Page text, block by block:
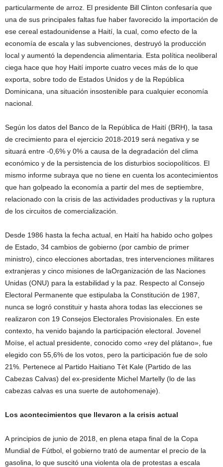
particularmente de arroz. El presidente Bill Clinton confesaría que
una de sus principales faltas fue haber favorecido la importación de
ese cereal estadounidense a Haití, la cual, como efecto de la
economía de escala y las subvenciones, destruyó la producción
local y aumentó la dependencia alimentaria. Esta política neoliberal
ciega hace que hoy Haití importe cuatro veces más de lo que
exporta, sobre todo de Estados Unidos y de la República
Dominicana, una situación insostenible para cualquier economía
nacional.
Según los datos del Banco de la República de Haití (BRH), la tasa
de crecimiento para el ejercicio 2018-2019 será negativa y se
situará entre -0,6% y 0% a causa de la degradación del clima
económico y de la persistencia de los disturbios sociopolíticos. El
mismo informe subraya que no tiene en cuenta los acontecimientos
que han golpeado la economía a partir del mes de septiembre,
relacionado con la crisis de las actividades productivas y la ruptura
de los circuitos de comercialización.
Desde 1986 hasta la fecha actual, en Haití ha habido ocho golpes
de Estado, 34 cambios de gobierno (por cambio de primer
ministro), cinco elecciones abortadas, tres intervenciones militares
extranjeras y cinco misiones de laOrganización de las Naciones
Unidas (ONU) para la estabilidad y la paz. Respecto al Consejo
Electoral Permanente que estipulaba la Constitución de 1987,
nunca se logró constituir y hasta ahora todas las elecciones se
realizaron con 19 Consejos Electorales Provisionales. En este
contexto, ha venido bajando la participación electoral. Jovenel
Moïse, el actual presidente, conocido como «rey del plátano», fue
elegido con 55,6% de los votos, pero la participación fue de solo
21%. Pertenece al Partido Haitiano Tèt Kale (Partido de las
Cabezas Calvas) del ex-presidente Michel Martelly (lo de las
cabezas calvas es una suerte de autohomenaje).
Los acontecimientos que llevaron a la crisis actual
A principios de junio de 2018, en plena etapa final de la Copa
Mundial de Fútbol, el gobierno trató de aumentar el precio de la
gasolina, lo que suscitó una violenta ola de protestas a escala